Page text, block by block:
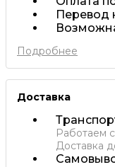
Перевод
Подробнее
Доставка
Работаем
Доставка